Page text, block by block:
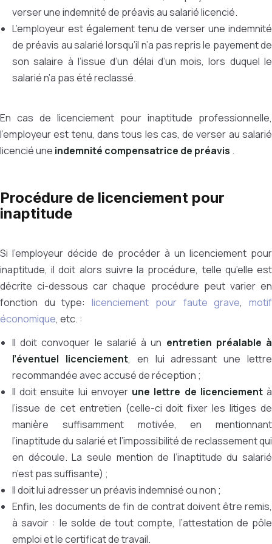
verser une indemnité de préavis au salarié licencié.
L’employeur est également tenu de verser une indemnité
de préavis au salarié lorsqu’il n’a pas repris le payement de
son salaire à l’issue d’un délai d’un mois, lors duquel le
salarié n’a pas été reclassé.
En cas de licenciement pour inaptitude professionnelle,
l’employeur est tenu, dans tous les cas, de verser au salarié
licencié une indemnité compensatrice de préavis .
Procédure de licenciement pour
inaptitude
Si l’employeur décide de procéder à un licenciement pour
inaptitude, il doit alors suivre la procédure, telle qu’elle est
décrite ci-dessous car chaque procédure peut varier en
fonction du type:licenciement pour faute grave,motif
économique, etc. :
Il doit convoquer le salarié à un entretien préalable à
l’éventuel licenciement, en lui adressant une lettre
recommandée avec accusé de réception ;
Il doit ensuite lui envoyer une lettre de licenciementà
l’issue de cet entretien (celle-ci doit fixer les litiges de
manière suffisamment motivée, en mentionnant
l’inaptitude du salarié et l’impossibilité de reclassement qui
en découle. La seule mention de l’inaptitude du salarié
n’est pas suffisante) ;
Il doit lui adresser un préavis indemnisé ou non ;
Enfin, les documents de fin de contrat doivent être remis,
à savoir : le solde de tout compte, l’attestation de pôle
emploi et le certificat de travail.